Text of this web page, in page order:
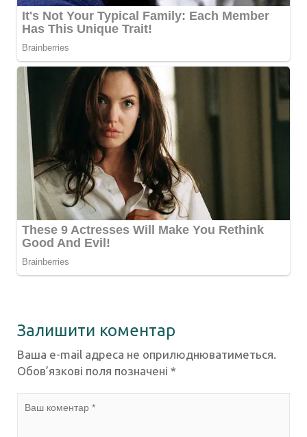
Залишити коментар
Ваша e-mail адреса не оприлюднюватиметься.
Обов’язкові поля позначені *